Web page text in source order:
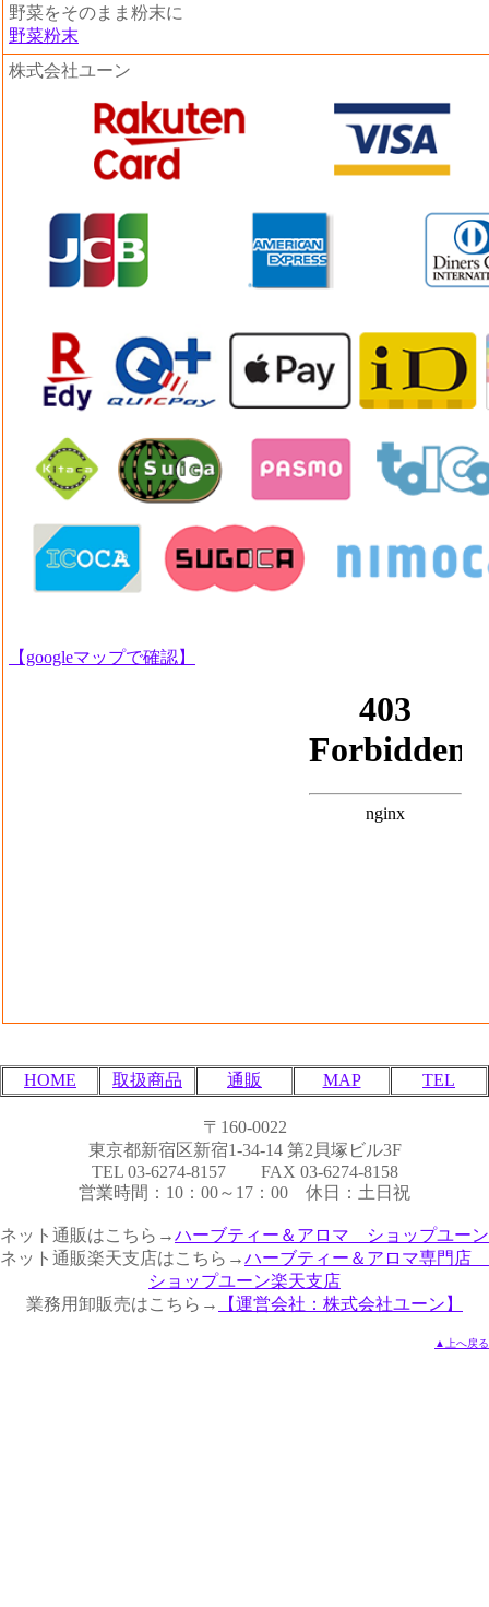
野菜をそのまま粉末に
野菜粉末
株式会社ユーン
【googleマップで確認】
HOME 取扱商品 通販 MAP TEL
〒160-0022
東京都新宿区新宿1-34-14 第2貝塚ビル3F
TEL 03-6274-8157 FAX 03-6274-8158
営業時間：10：00～17：00 休日：土日祝
ネット通販はこちら→ハーブティー＆アロマ ショップユーン
ネット通販楽天支店はこちら→ハーブティー＆アロマ専門店
ショップユーン楽天支店
業務用卸販売はこちら→
【運営会社：株式会社ユーン】
▲上へ戻る